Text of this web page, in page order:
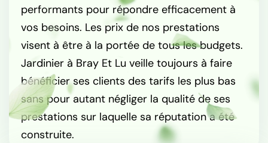
performants pour répondre efficacement à
vos besoins. Les prix de nos prestations
visent à être à la portée de tous les budgets.
Jardinier à Bray Et Lu veille toujours à faire
bénéficier ses clients des tarifs les plus bas
sans pour autant négliger la qualité de ses
prestations sur laquelle sa réputation a été
construite.